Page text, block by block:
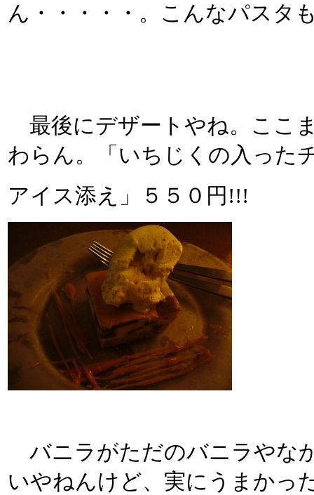
ん・・・・・。こんなパスタ
最後にデザートやね。ここ
わらん。「いちじくの入っ
アイス添え」５５０円!!!
バニラがただのバニラやな
いやねんけど、実にうまかっ